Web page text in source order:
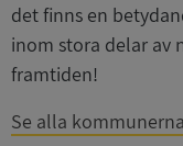
det finns en
inom stora delar av
framtiden!
Se alla